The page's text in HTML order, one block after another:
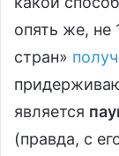
опять же, не
стран»
является
(правда, с